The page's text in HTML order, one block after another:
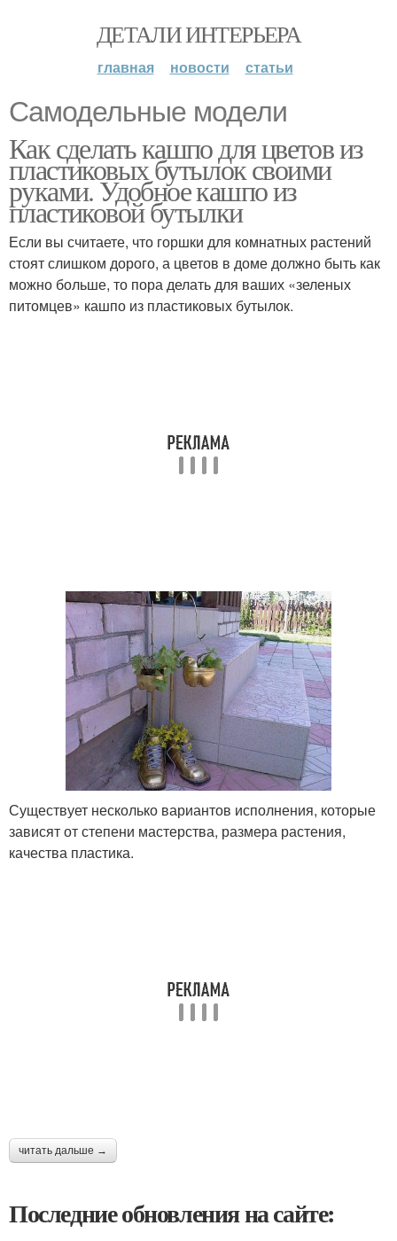
ДЕТАЛИ ИНТЕРЬЕРА
главная новости статьи
Самодельные модели
Как сделать кашпо для цветов из
пластиковых бутылок своими
руками. Удобное кашпо из
пластиковой бутылки
Если вы считаете, что горшки для комнатных растений
стоят слишком дорого, а цветов в доме должно быть как
можно больше, то пора делать для ваших «зеленых
питомцев» кашпо из пластиковых бутылок.
Существует несколько вариантов исполнения, которые
зависят от степени мастерства, размера растения,
качества пластика.
читать дальше →
Последние обновления на сайте: